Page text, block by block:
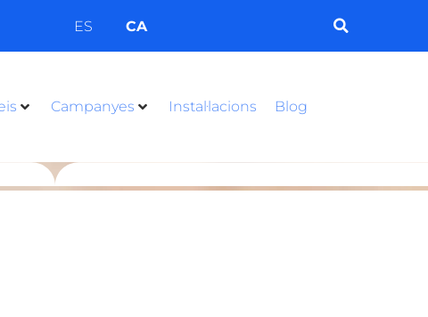
ES CA
Campanyes Instal·lacions Blog